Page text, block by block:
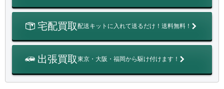
宅配買取配送キットに入れて送るだけ！送料無料！
出張買取東京・大阪・福岡から駆け付けます！